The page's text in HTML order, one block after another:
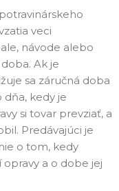
veci
návode alebo
Ak je
sa záručná doba
kedy je
si tovar prevziať, a
Predávajúci je
o tom, kedy
a o dobe jej